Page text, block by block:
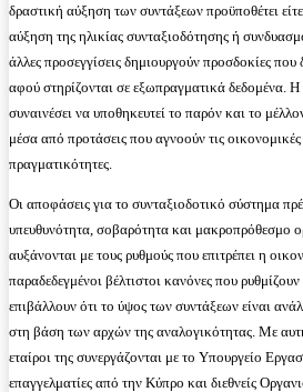
δραστική αύξηση των συντάξεων προϋποθέτει
αύξηση της ηλικίας συνταξιοδότησης ή
άλλες προσεγγίσεις δημιουργούν προσδοκίες
αφού στηρίζονται σε εξωπραγματικά δεδομένα.
συναινέσει να υποθηκευτεί το παρόν και το
μέσα από προτάσεις που αγνοούν τις
πραγματικότητες.
Οι αποφάσεις για το συνταξιοδοτικό σύστημα
υπευθυνότητα, σοβαρότητα και μακροπρόθεσμο
αυξάνονται με τους ρυθμούς που επιτρέπει η
παραδεδεγμένοι βέλτιστοι κανόνες που
επιβάλλουν ότι το ύψος των συντάξεων είναι
στη βάση των αρχών της αναλογικότητας. Με
εταίροι της συνεργάζονται με το Υπουργείο
επαγγελματίες από την Κύπρο και διεθνείς